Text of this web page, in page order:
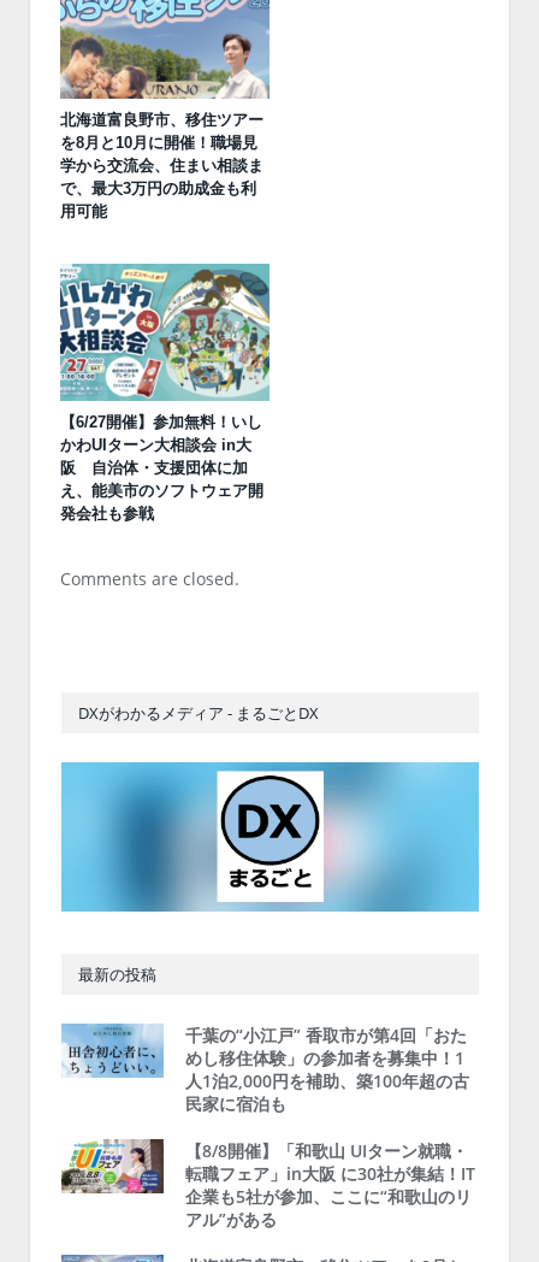
北海道富良野市、移住ツアー
を8月と10月に開催！職場見
学から交流会、住まい相談ま
で、最大3万円の助成金も利
用可能
【6/27開催】参加無料！いし
かわUIターン大相談会 in大
阪 自治体・支援団体に加
え、能美市のソフトウェア開
発会社も参戦
Comments are closed.
DXがわかるメディア - まるごとDX
最新の投稿
千葉の“小江戸” 香取市が第4回「おた
めし移住体験」の参加者を募集中！1
人1泊2,000円を補助、築100年超の古
民家に宿泊も
【8/8開催】「和歌山 UIターン就職・
転職フェア」in大阪 に30社が集結！IT
企業も5社が参加、ここに“和歌山のリ
アル”がある